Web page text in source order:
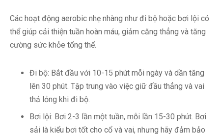
Các hoạt động aerobic nhẹ nhàng như đi bộ hoặc bơi lội có
thể giúp cải thiện tuần hoàn máu, giảm căng thẳng và tăng
cường sức khỏe tổng thể.
Đi bộ: Bắt đầu với 10-15 phút mỗi ngày và dần tăng
lên 30 phút. Tập trung vào việc giữ đầu thẳng và vai
thả lỏng khi đi bộ.
Bơi lội: Bơi 2-3 lần một tuần, mỗi lần 15-30 phút. Bơi
sải là kiểu bơi tốt cho cổ và vai, nhưng hãy đảm bảo